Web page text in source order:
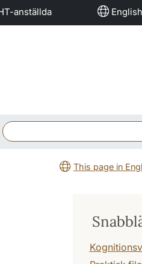
anställda
This page in